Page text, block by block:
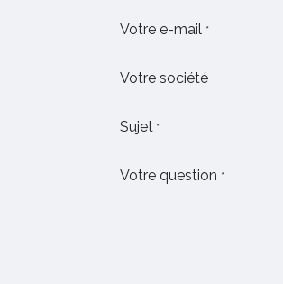
Votre e-mail *
Votre société
Sujet *
Votre question *